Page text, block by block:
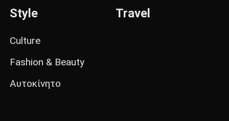
Style
Culture
Fashion & Beauty
Αυτοκίνητο
Travel